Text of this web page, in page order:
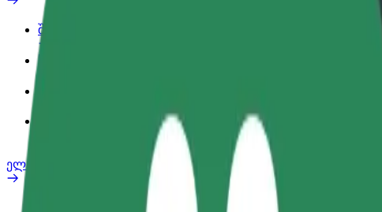
შეღავათები
სამსახურის პროფილი
ელ. ბაიკი